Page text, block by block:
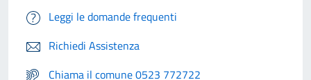
Leggi le domande frequenti
Richiedi Assistenza
Chiama il comune 0523 772722